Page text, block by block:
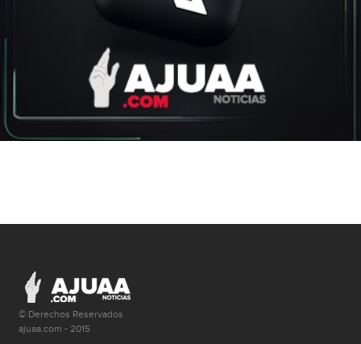
© Derechos Reservados
ajuaa.com - 2015